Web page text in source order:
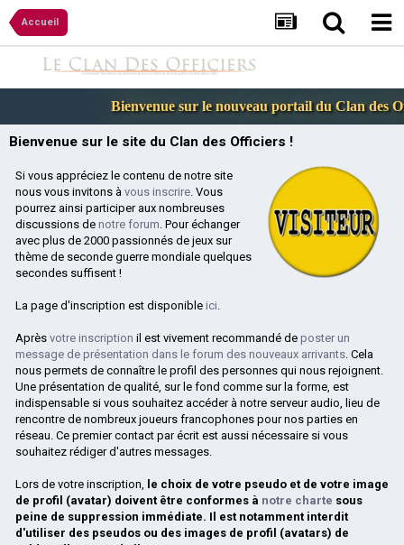
Accueil
Bienvenue sur le nouveau portail du Clan des
Bienvenue sur le site du Clan des Officiers !
Si vous appréciez le contenu de notre site
nous vous invitons à vous inscrire. Vous
pourrez ainsi participer aux nombreuses
discussions de notre forum. Pour échanger
avec plus de 2000 passionnés de jeux sur
thème de seconde guerre mondiale quelques
secondes suffisent !
La page d'inscription est disponible ici.
Après votre inscription il est vivement recommandé de poster un
message de présentation dans le forum des nouveaux arrivants. Cela
nous permets de connaître le profil des personnes qui nous rejoignent.
Une présentation de qualité, sur le fond comme sur la forme, est
indispensable si vous souhaitez accéder à notre serveur audio, lieu de
rencontre de nombreux joueurs francophones pour nos parties en
réseau. Ce premier contact par écrit est aussi nécessaire si vous
souhaitez rédiger d'autres messages.
Lors de votre inscription, le choix de votre pseudo et de votre image
de profil (avatar) doivent être conformes à notre charte sous
peine de suppression immédiate. Il est notamment interdit
d'utiliser des pseudos ou des images de profil (avatars) de